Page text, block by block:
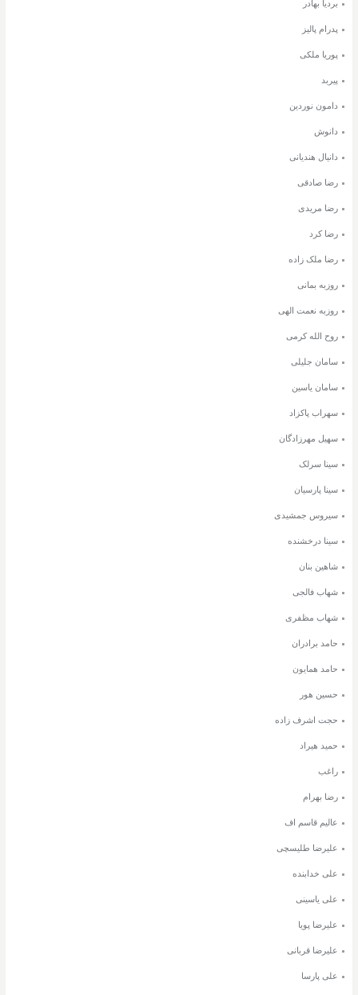
بردیا بهادر
پدرام پالیز
پوریا ملکی
پیربد
دامون نوردین
دانوش
دانیال هندیانی
رضا صادقی
رضا مریدی
رضا کرد
رضا ملک زاده
روزبه بمانی
روزبه نعمت الهی
روح الله کرمی
سامان جلیلی
سامان یاسین
سهراب پاکزاد
سهیل مهرزادگان
سینا سرلک
سینا پارسیان
سیروس جمشیدی
سینا درخشنده
شاهین بنان
شهاب فالجی
شهاب مظفری
حامد برادران
حامد همایون
حسین هور
حجت اشرف زاده
حمید هیراد
راغب
رضا بهرام
عالیم قاسم اف
علیرضا طلیسچی
علی خدابنده
علی یاسینی
علیرضا پویا
علیرضا قربانی
علی پارسا